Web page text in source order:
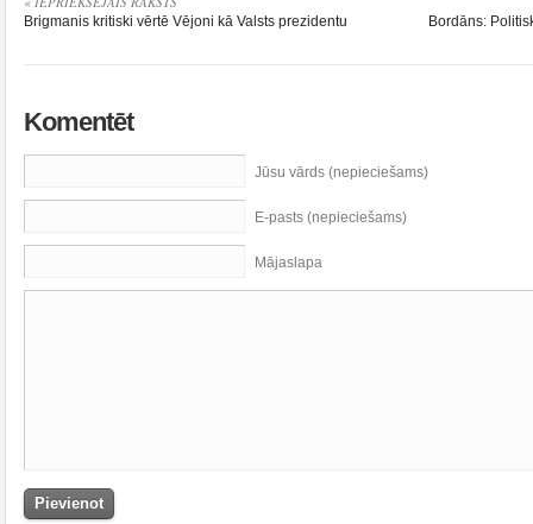
Brigmanis kritiski vērtē Vējoni kā Valsts prezidentu Bordāns:
Komentēt
Jūsu vārds (nepieciešams)
E-pasts (nepieciešams)
Mājaslapa